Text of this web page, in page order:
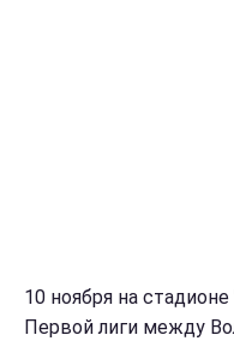
10 ноября на
Первой лиги между